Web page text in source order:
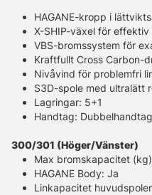
HAGANE-kropp i
X-SHIP-växel för
VBS-bromssystem för
Kraftfullt Cross Carbon-
Nivåvind för problemfri
S3D-spole med ultralätt
Lagringar: 5+1
Handtag:
300/301 (Höger/Vänster)
Max bromskapacitet
HAGANE Body: Ja
Linkapacitet